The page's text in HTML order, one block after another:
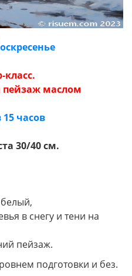
класс.
маслом
часов
30/40 см.
в снегу и тени на
пейзаж.
подготовки и без.